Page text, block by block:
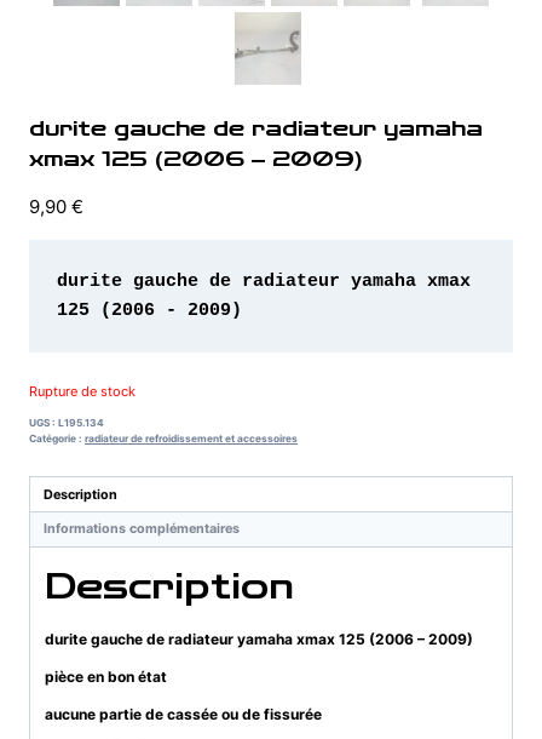
durite gauche de radiateur yamaha
xmax 125 (2006 – 2009)
9,90 €
durite gauche de radiateur yamaha xmax
125 (2006 - 2009)
Rupture de stock
UGS : L195.134
Catégorie : radiateur de refroidissement et accessoires
Description
Informations complémentaires
Description
durite gauche de radiateur yamaha xmax 125 (2006 – 2009)
pièce en bon état
aucune partie de cassée ou de fissurée